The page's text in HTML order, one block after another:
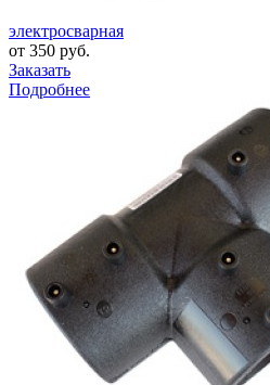
электросварная
от 350 руб.
Заказать
Подробнее